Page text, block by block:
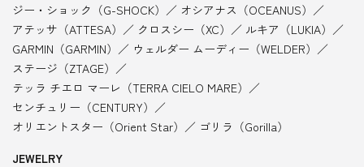
ジー・ショック（G-SHOCK）
オシアナス（OCEANUS）
アテッサ（ATTESA）
クロスシー（XC）
ルキア（LUKIA）
GARMIN（GARMIN）
ウェルダー ムーディー（WELDER）
ステージ（ZTAGE）
テッラ チエロ マーレ（TERRA CIELO MARE）
センチュリー（CENTURY）
オリエントスター（Orient Star）
ゴリラ（Gorilla）
JEWELRY